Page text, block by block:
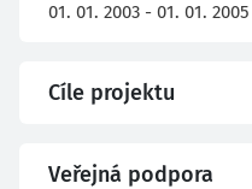
01. 01. 2003 - 01. 01. 2005
Cíle projektu
Veřejná podpora